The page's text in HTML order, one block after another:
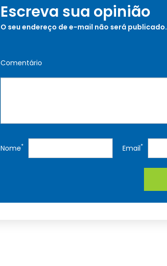
Escreva sua opinião
O seu endereço de e-mail não será publicado.
Comentário
Nome* Email*